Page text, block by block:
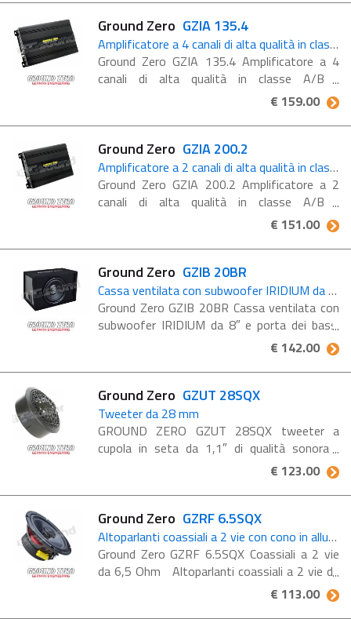
Terminale ...
Ground Zero GZIA 135.4
Amplificatore a 4 canali di alta qualità in classe A/B
Ground Zero GZIA 135.4 Amplificatore a 4
canali di alta qualità in classe A/B
Amplificatore a 4 canali con circuito in classe
A/B, crossover attivo integrato e dissipatore
anodizzato ...
€ 159.00
Ground Zero GZIA 200.2
Amplificatore a 2 canali di alta qualità in classe A/B
Ground Zero GZIA 200.2 Amplificatore a 2
canali di alta qualità in classe A/B
Amplificatore a 2 canali con circuito in classe
A/B, crossover attivo integrato e dissipatore
anodizzato ...
€ 151.00
Ground Zero GZIB 20BR
Cassa ventilata con subwoofer IRIDIUM da 8'' e porta dei bassi anteriore EFP
Ground Zero GZIB 20BR Cassa ventilata con
subwoofer IRIDIUM da 8″ e porta dei bassi
anteriore EFP Caratteristiche Cabina
ventilata da 8″ con subwoofer carico
Subwoofer ...
€ 142.00
Ground Zero GZUT 28SQX
Tweeter da 28 mm
GROUND ZERO GZUT 28SQX tweeter a
cupola in seta da 1,1″ di qualità sonora
Caratteristiche principali Tweeter a cupola in
seta da 28 mm/1,1 Alloggiamento per
montaggio ...
€ 123.00
Ground Zero GZRF 6.5SQX
Altoparlanti coassiali a 2 vie con cono in alluminio spazzolato nero
Ground Zero GZRF 6.5SQX Coassiali a 2 vie
da 6,5 Ohm Altoparlanti coassiali a 2 vie da
6,5″ con cono in alluminio nero spazzolato a
forma circolare e impedenza di 3 ohm
€ 113.00